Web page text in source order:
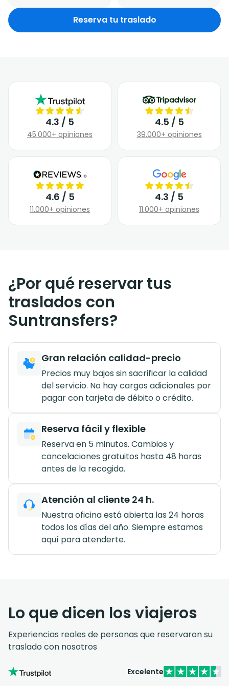
Reserva tu traslado
4.3 / 5
45.000+ opiniones
4.5 / 5
39.000+ opiniones
4.6 / 5
11.000+ opiniones
4.3 / 5
11.000+ opiniones
¿Por qué reservar tus
traslados con
Suntransfers?
Gran relación calidad-precio
Precios muy bajos sin sacrificar la calidad
del servicio. No hay cargos adicionales por
pagar con tarjeta de débito o crédito.
Reserva fácil y flexible
Reserva en 5 minutos. Cambios y
cancelaciones gratuitos hasta 48 horas
antes de la recogida.
Atención al cliente 24 h.
Nuestra oficina está abierta las 24 horas
todos los días del año. Siempre estamos
aquí para atenderte.
Lo que dicen los viajeros
Experiencias reales de personas que reservaron su
traslado con nosotros
Excelente